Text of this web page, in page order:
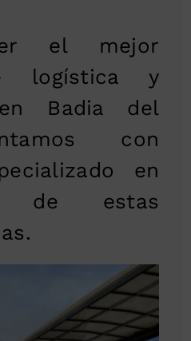
el mejor
logística y
Badia del
con
en
de estas